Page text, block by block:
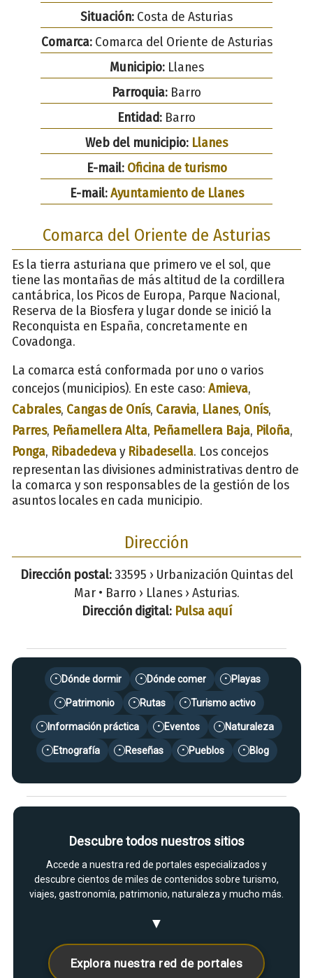
Situación: Costa de Asturias
Comarca:Comarca del Oriente de Asturias
Municipio:Llanes
Parroquia: Barro
Entidad: Barro
Web del municipio: Llanes
E-mail: Oficina de turismo
E-mail:Ayuntamiento de Llanes
Comarca del Oriente de Asturias
Es la tierra asturiana que primero ve el sol, que
tiene las montañas de más altitud de la cordillera
cantábrica, los Picos de Europa, Parque Nacional,
Reserva de la Biosfera y lugar donde se inició la
Reconquista en España, concretamente en
Covadonga.
La comarca está conformada por uno o varios
concejos (municipios). En este caso: Amieva,
Cabrales, Cangas de Onís, Caravia, Llanes, Onís,
Parres, Peñamellera Alta, Peñamellera Baja, Piloña,
Ponga, Ribadedevay Ribadesella. Los concejos
representan las divisiones administrativas dentro de
la comarca y son responsables de la gestión de los
asuntos locales en cada municipio.
Dirección
Dirección postal:33595 › Urbanización Quintas del
Mar • Barro › Llanes › Asturias.
Dirección digital: Pulsa aquí
• Dónde dormir • Dónde comer • Playas
• Patrimonio • Rutas • Turismo activo
• Información práctica • Eventos • Naturaleza
• Etnografía • Reseñas • Pueblos • Blog
Descubre todos nuestros sitios
Accede a nuestra red de portales especializados y
descubre cientos de miles de contenidos sobre turismo,
viajes, gastronomía, patrimonio, naturaleza y mucho más.
▼
Explora nuestra red de portales